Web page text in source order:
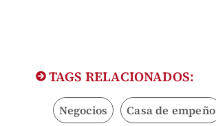
TAGS RELACIONADOS:
Negocios Casa de empeño